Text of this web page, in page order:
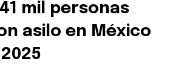
mil personas
asilo en México